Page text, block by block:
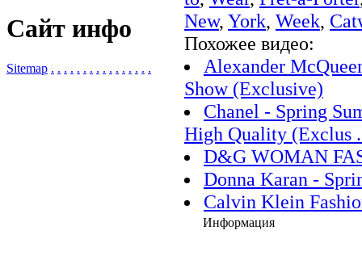
Сайт инфо
Sitemap . . . . . . . . . . . . . . . .
New, York, Week,
Похожее видео:
Alexander
Show (Exclusive)
Chanel - Spring
High Quality (Exclus
D&G WOMAN
Donna Karan -
Calvin Klein
Информация